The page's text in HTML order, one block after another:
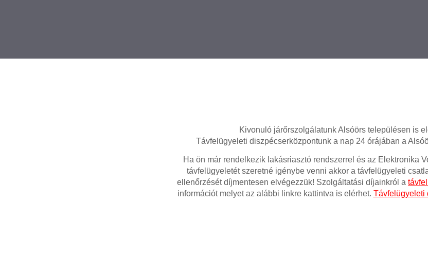
Kivonuló járőrszolgálatunk Alsóörs településen is
Távfelügyeleti diszpécserközpontunk a nap 24 órájában a
Ha ön már rendelkezik lakásriasztó rendszerrel és az Elektronika
távfelügyeletét szeretné igénybe venni akkor a távfelügyeleti
ellenőrzését díjmentesen elvégezzük! Szolgáltatási díjainkról a
információt melyet az alábbi linkre kattintva is elérhet. Távfelügyeleti